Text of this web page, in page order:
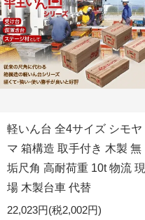
軽いん台 全4サイズ シモヤ
マ 箱構造 取手付き 木製 無
垢尺角 高耐荷重 10t 物流 現
場 木製台車 代替
22,023円(税2,002円)